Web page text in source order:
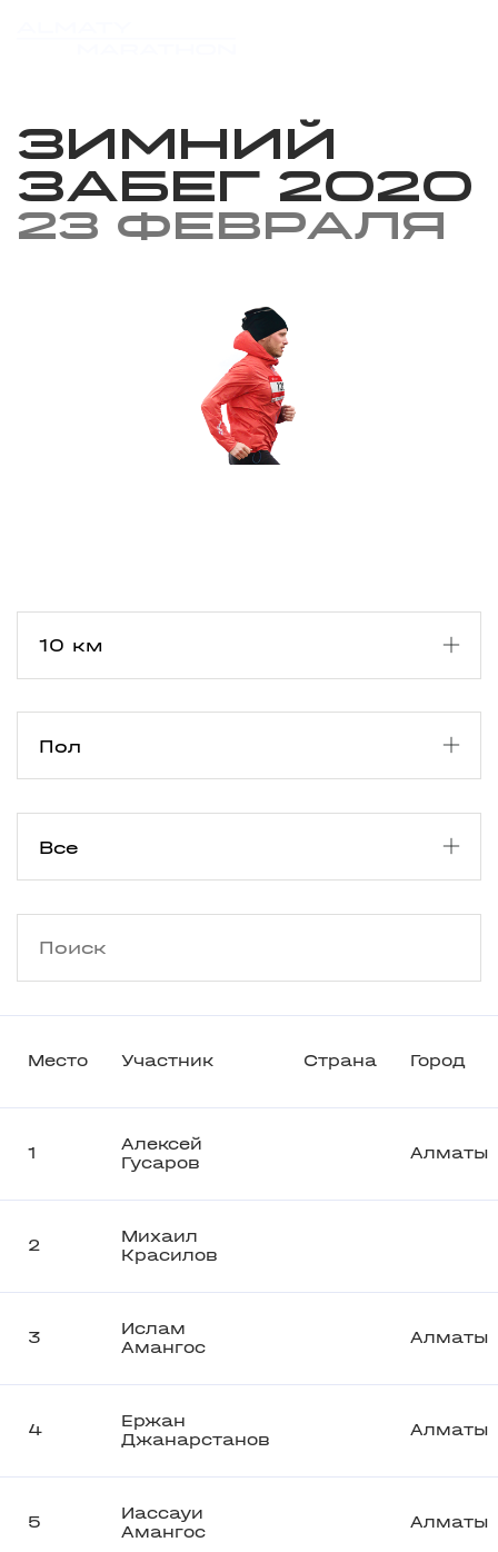
Зимний
забег 2020
23 февраля
Место Участник Страна Город
1
Алексей
Гусаров
Алматы
2
Михаил
Красилов
3
Ислам
Амангос
Алматы
4
Ержан
Джанарстанов
Алматы
5
Иассауи
Амангос
Алматы